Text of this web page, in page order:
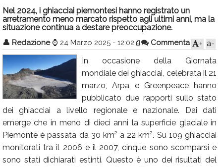
Sport
Eventi
Info Utili
Rubriche
Calendario
Annunci
Nel 2024, i ghiacciai piemontesi hanno registrato un
arretramento meno marcato rispetto agli ultimi anni, ma la
situazione continua a destare preoccupazione.
👤 Redazione ⌚ 24 Marzo 2025 - 12:02 Commenta a-
+
In occasione della Giornata
mondiale dei ghiacciai, celebrata il 21
marzo, Arpa e Greenpeace hanno
pubblicato due rapporti sullo stato
dei ghiacciai a livello regionale e nazionale. Dai dati
emerge che in meno di dieci anni la superficie glaciale in
Piemonte è passata da 30 km² a 22 km². Su 109 ghiacciai
monitorati tra il 2006 e il 2007, cinque sono scomparsi e
sono stati dichiarati estinti. Questo è uno dei risultati del